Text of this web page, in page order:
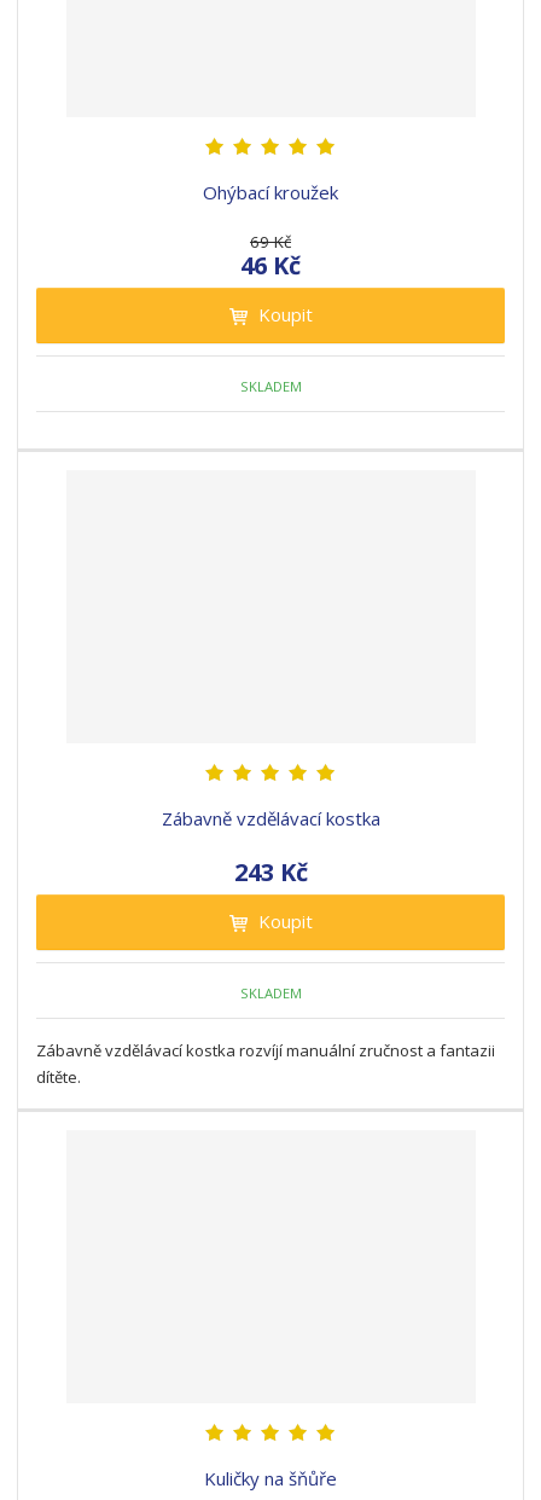
Ohýbací kroužek
69 Kč
46 Kč
Koupit
SKLADEM
Zábavně vzdělávací kostka
243 Kč
Koupit
SKLADEM
Zábavně vzdělávací kostka rozvíjí manuální zručnost a fantazii
dítěte.
Kuličky na šňůře